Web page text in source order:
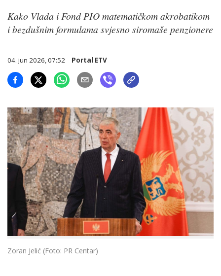
Kako Vlada i Fond PIO matematičkom akrobatikom
i bezdušnim formulama svjesno siromaše penzionere
04. jun 2026, 07:52 Portal ETV
Zoran Jelić (Foto: PR Centar)